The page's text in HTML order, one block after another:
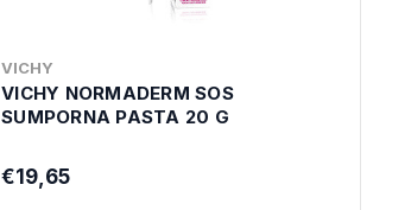
VICHY
VICHY NORMADERM SOS
SUMPORNA PASTA 20 G
€19,65